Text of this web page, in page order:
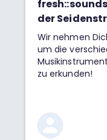
der
Wir nehmen
um die
zu erkunden!